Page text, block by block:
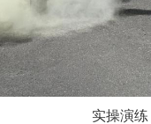
实操演练